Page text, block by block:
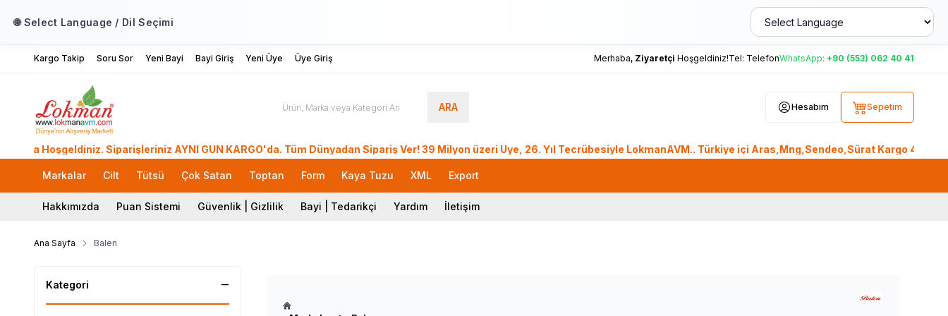
🌐 Select Language / Dil Seçimi
Kargo Takip Soru Sor Yeni Bayi Bayi Giriş Yeni Üye Üye Giriş Merhaba, Ziyaretçi Hoşgeldiniz!Tel: TelefonWhatsApp: +90 (553) 062 40 41
ARA Hesabım Sepetim
Siparişleriniz AYNI GÜN KARGO'da. Tüm Dünyadan Sipariş Ver! 39 Milyon üzeri Üye, 26. Yıl Tecrübesiyle LokmanAVM.. Türkiye içi Aras,Mng,Sendeo,Sürat Kargo 400TL üzeri,
Markalar Cilt Tütsü Çok Satan Toptan Form Kaya Tuzu XML Export
Hakkımızda Puan Sistemi Güvenlik | Gizlilik Bayi | Tedarikçi Yardım İletişim
Ana Sayfa Balen
Kategori